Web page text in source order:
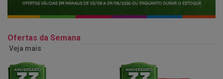
Ofertas da Semana
Veja mais